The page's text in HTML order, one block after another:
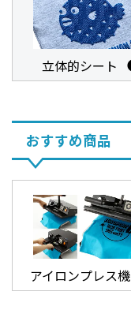
立体的シート
おすすめ商品
アイロンプレス機